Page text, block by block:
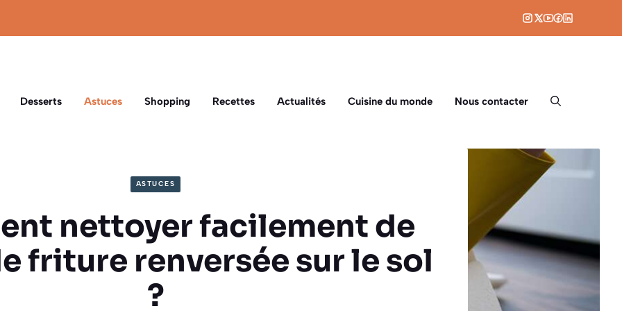
Desserts Astuces Shopping Recettes Actualités Cuisine du monde Nous contacter
ASTUCES
nettoyer facilement de
friture renversée sur le sol
?